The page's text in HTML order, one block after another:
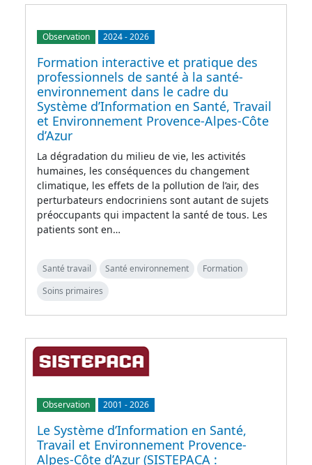
Observation 2024-2026
Formation interactive et pratique des
professionnels de santé à la santé-
environnement dans le cadre du
Système d’Information en Santé, Travail
et Environnement Provence-Alpes-Côte
d’Azur
La dégradation du milieu de vie, les activités
humaines, les conséquences du changement
climatique, les effets de la pollution de l’air, des
perturbateurs endocriniens sont autant de sujets
préoccupants qui impactent la santé de tous. Les
patients sont en…
Santé travail Santé environnement
Formation
Soins primaires
Observation 2001 -2026
Le Système d’Information en Santé,
Travail et Environnement Provence-
Alpes-Côte d’Azur (SISTEPACA :